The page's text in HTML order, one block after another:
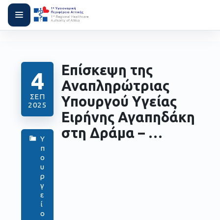
4
ΣΕΠ
2025
Υ
π
ο
υ
ρ
γ
ε
ί
ο
Επίσκεψη της
Αναπληρώτριας
Υπουργού Υγείας
Ειρήνης Αγαπηδάκη
στη Δράμα – …